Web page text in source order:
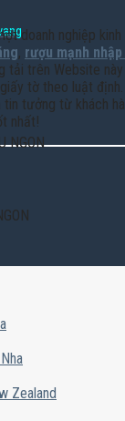
doanh nghiệp
, rượu mạnh
tải trên Website
tờ theo luật
tưởng từ khách
nhất!
NGON
Zealand